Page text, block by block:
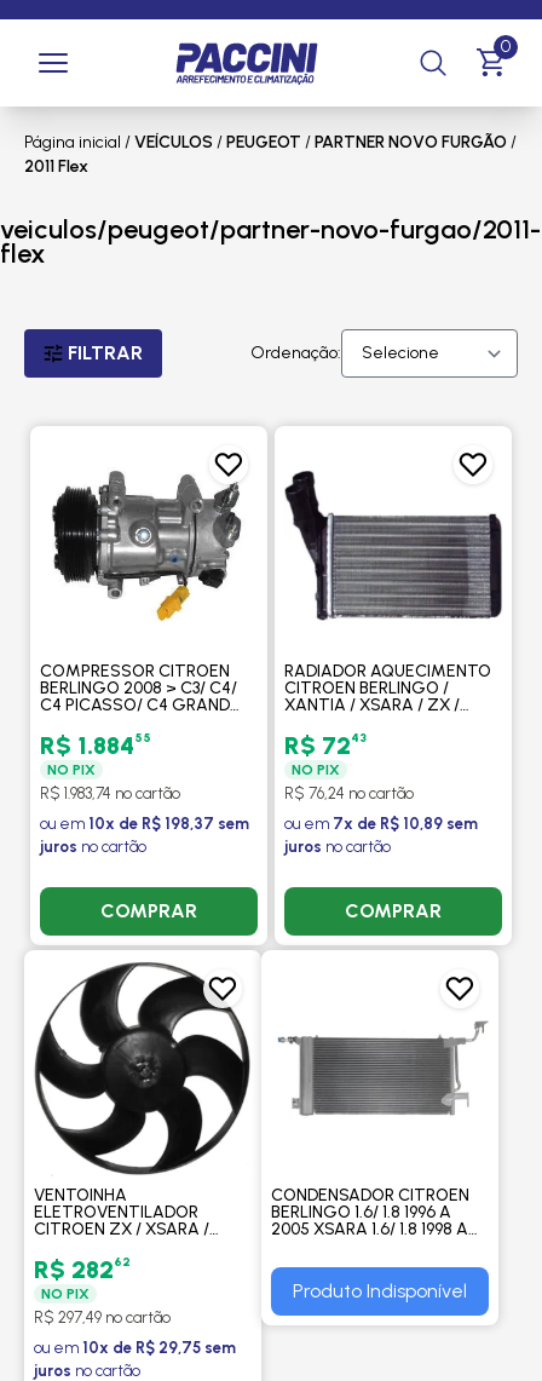
0
Página inicial /VEÍCULOS /PEUGEOT /PARTNER NOVO FURGÃO /
2011 Flex
veiculos/peugeot/partner-novo-furgao/2011-
flex
FILTRAR Ordenação:
COMPRESSOR CITROEN
BERLINGO 2008 > C3/ C4/
C4 PICASSO/ C4 GRAND
307/ 308/ 408/ PARTNER
2008 > - PROCOOLER
R$ 1.88455
NO PIX
R$ 1.983,74 no cartão
ou em 10x de R$ 198,37 sem
juros no cartão
COMPRAR
RADIADOR AQUECIMENTO
CITROEN BERLINGO /
XANTIA / XSARA / ZX /
(TODOS MODELOS) -
PROCOOLER
R$ 7243
NO PIX
R$ 76,24 no cartão
ou em 7x de R$ 10,89 sem
juros no cartão
COMPRAR
VENTOINHA
ELETROVENTILADOR
CITROEN ZX / XSARA /
405 / PARTNER SEM AR -
PROCOOLER
R$ 28262
NO PIX
R$ 297,49 no cartão
ou em 10x de R$ 29,75 sem
juros no cartão
CONDENSADOR CITROEN
BERLINGO 1.6/ 1.8 1996 A
2005 XSARA 1.6/ 1.8 1998 A
PARTNER 1.6/ 1.8 98/ 06 -
PROCOOLER
Produto Indisponível